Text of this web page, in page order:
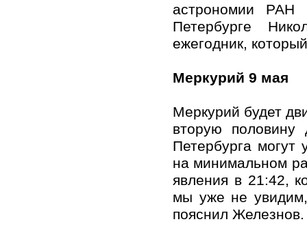
астрономии
Петербурге
ежегодник,
Меркурий 9 мая
Меркурий будет
вторую
Петербурга могут
на минимальном
явления в 21:42,
мы уже не увидим,
пояснил Железнов.